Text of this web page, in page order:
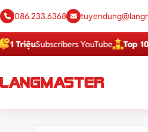
086.233.6368
Subscribers YouTube Top 10